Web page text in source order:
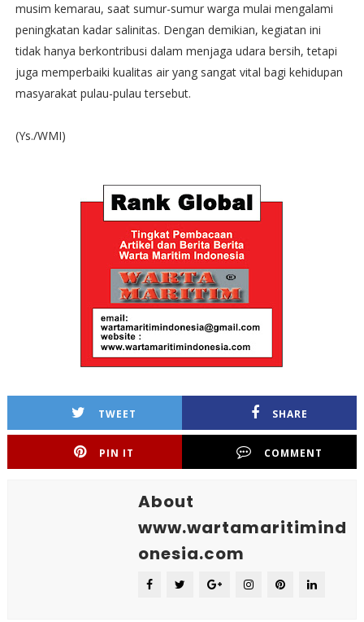
musim kemarau, saat sumur-sumur warga mulai mengalami
peningkatan kadar salinitas. Dengan demikian, kegiatan ini
tidak hanya berkontribusi dalam menjaga udara bersih, tetapi
juga memperbaiki kualitas air yang sangat vital bagi kehidupan
masyarakat pulau-pulau tersebut.
(Ys./WMI)
TWEET SHARE
PIN IT COMMENT
About
www.wartamaritimind
onesia.com